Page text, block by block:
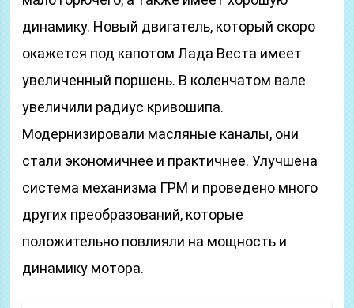
динамику. Новый двигатель, который скоро
окажется под капотом Лада Веста имеет
увеличенный поршень. В коленчатом вале
увеличили радиус кривошипа.
Модернизировали масляные каналы, они
стали экономичнее и практичнее. Улучшена
система механизма ГРМ и проведено много
других преобразований, которые
положительно повлияли на мощность и
динамику мотора.